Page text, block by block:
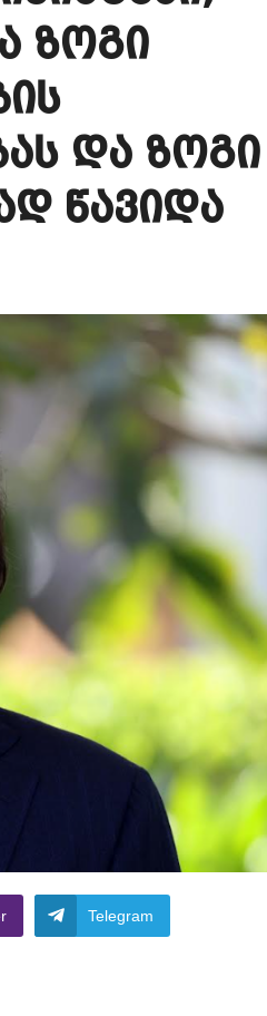
რომ ბოლოს, შეიძლება
– აღნიშნული მუხლი
ზოგი
და ზოგი
წავიდა
Telegram